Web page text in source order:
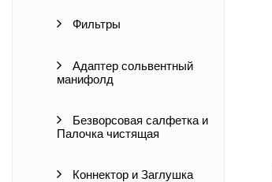
Фильтры
Адаптер сольвентный
манифолд
Безворсовая салфетка и
Палочка чистящая
Коннектор и Заглушка